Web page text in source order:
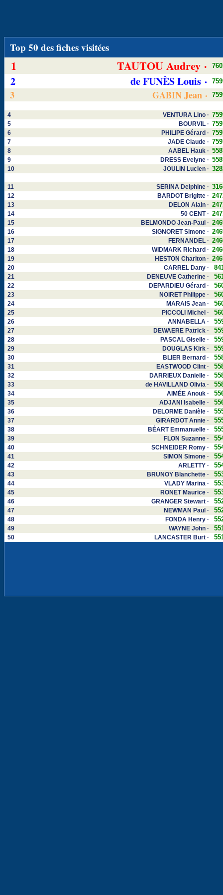
Top 50 des fiches visitées
1 TAUTOU Audrey ·
2 de FUNÈS Louis ·
3 GABIN Jean ·
4 VENTURA Lino ·
5 BOURVIL ·
6 PHILIPE Gérard ·
7 JADE Claude ·
8 AABEL Hauk ·
9 DRESS Evelyne ·
10 JOULIN Lucien ·
11 SERINA Delphine ·
12 BARDOT Brigitte ·
13 DELON Alain ·
14 50 CENT ·
15 BELMONDO Jean-Paul ·
16 SIGNORET Simone ·
17 FERNANDEL ·
18 WIDMARK Richard ·
19 HESTON Charlton ·
20 CARREL Dany ·
21 DENEUVE Catherine ·
22 DEPARDIEU Gérard ·
23 NOIRET Philippe ·
24 MARAIS Jean ·
25 PICCOLI Michel ·
26 ANNABELLA ·
27 DEWAERE Patrick ·
28 PASCAL Giselle ·
29 DOUGLAS Kirk ·
30 BLIER Bernard ·
31 EASTWOOD Clint ·
32 DARRIEUX Danielle ·
33 de HAVILLAND Olivia ·
34 AIMÉE Anouk ·
35 ADJANI Isabelle ·
36 DELORME Danièle ·
37 GIRARDOT Annie ·
38 BÉART Emmanuelle ·
39 FLON Suzanne ·
40 SCHNEIDER Romy ·
41 SIMON Simone ·
42 ARLETTY ·
43 BRUNOY Blanchette ·
44 VLADY Marina ·
45 RONET Maurice ·
46 GRANGER Stewart ·
47 NEWMAN Paul ·
48 FONDA Henry ·
49 WAYNE John ·
50 LANCASTER Burt ·